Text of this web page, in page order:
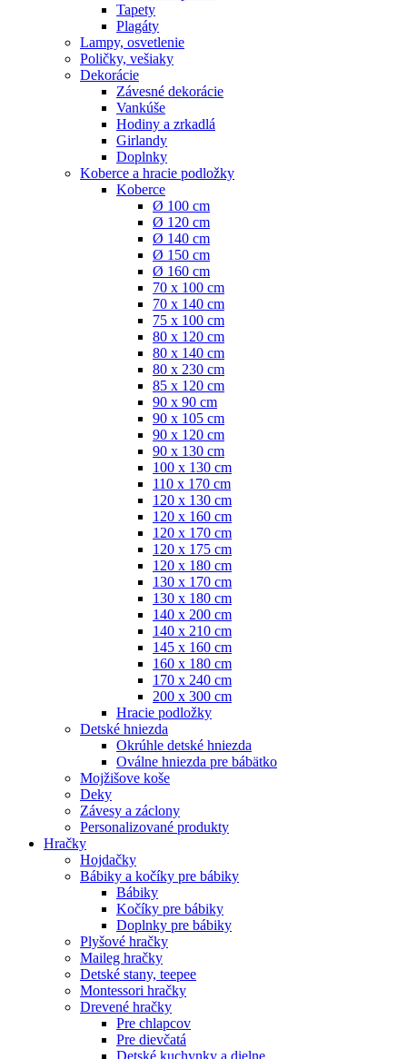
Tapety
Plagáty
Lampy, osvetlenie
Poličky, vešiaky
Dekorácie
Závesné dekorácie
Vankúše
Hodiny a zrkadlá
Girlandy
Doplnky
Koberce a hracie podložky
Koberce
Ø 100 cm
Ø 120 cm
Ø 140 cm
Ø 150 cm
Ø 160 cm
70 x 100 cm
70 x 140 cm
75 x 100 cm
80 x 120 cm
80 x 140 cm
80 x 230 cm
85 x 120 cm
90 x 90 cm
90 x 105 cm
90 x 120 cm
90 x 130 cm
100 x 130 cm
110 x 170 cm
120 x 130 cm
120 x 160 cm
120 x 170 cm
120 x 175 cm
120 x 180 cm
130 x 170 cm
130 x 180 cm
140 x 200 cm
140 x 210 cm
145 x 160 cm
160 x 180 cm
170 x 240 cm
200 x 300 cm
Hracie podložky
Detské hniezda
Okrúhle detské hniezda
Oválne hniezda pre bábätko
Mojžišove koše
Deky
Závesy a záclony
Personalizované produkty
Hračky
Hojdačky
Bábiky a kočíky pre bábiky
Bábiky
Kočíky pre bábiky
Doplnky pre bábiky
Plyšové hračky
Maileg hračky
Detské stany, teepee
Montessori hračky
Drevené hračky
Pre chlapcov
Pre dievčatá
Detské kuchynky a dielne